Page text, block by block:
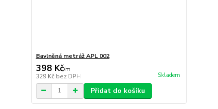
Bavlněná metráž APL 002
398 Kč/m
329 Kč bez DPH Skladem
Přidat do košíku